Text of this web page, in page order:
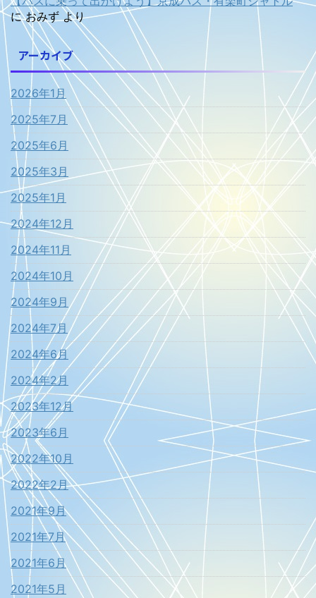
におみず より
アーカイブ
2026年1月
2025年7月
2025年6月
2025年3月
2025年1月
2024年12月
2024年11月
2024年10月
2024年9月
2024年7月
2024年6月
2024年2月
2023年12月
2023年6月
2022年10月
2022年2月
2021年9月
2021年7月
2021年6月
2021年5月